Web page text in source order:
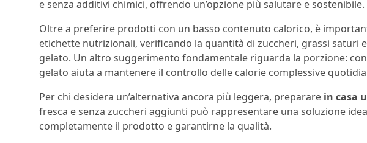
e senza additivi chimici, offrendo un’opzione più salutare e sostenibile.
Oltre a preferire prodotti con un basso contenuto calorico, è
etichette nutrizionali, verificando la quantità di zuccheri, grassi saturi
gelato. Un altro suggerimento fondamentale riguarda la porzione:
gelato aiuta a mantenere il controllo delle calorie complessive
Per chi desidera un’alternativa ancora più leggera, preparare in casa
fresca e senza zuccheri aggiunti può rappresentare una soluzione
completamente il prodotto e garantirne la qualità.